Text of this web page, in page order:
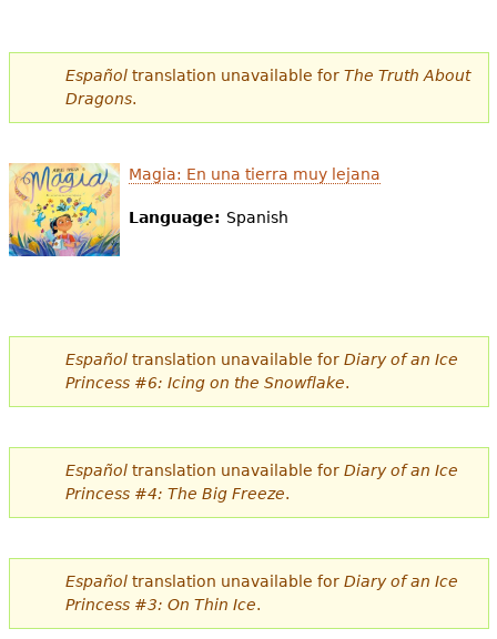
s
á
a
q
u
Españoltranslation unavailable for The Truth About
Dragons.
Magia: En una tierra muy lejana
Language: Spanish
Españoltranslation unavailable for Diary of an Ice
Princess #6: Icing on the Snowflake.
Españoltranslation unavailable for Diary of an Ice
Princess #4: The Big Freeze.
Españoltranslation unavailable for Diary of an Ice
Princess #3: On Thin Ice.